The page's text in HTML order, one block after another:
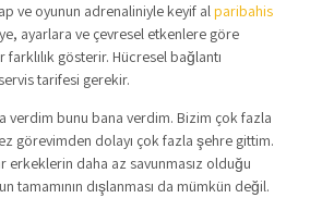
ve oyunun adrenaliniyle keyif alparibahis
ayarlara ve çevresel etkenlere göre
gösterir. Hücresel bağlantı
tarifesi gerekir.
verdim bunu bana verdim. Bizim çok fazla
görevimden dolayı çok fazla şehre gittim.
erkeklerin daha az savunmasız olduğu
tamamının dışlanması da mümkün değil.